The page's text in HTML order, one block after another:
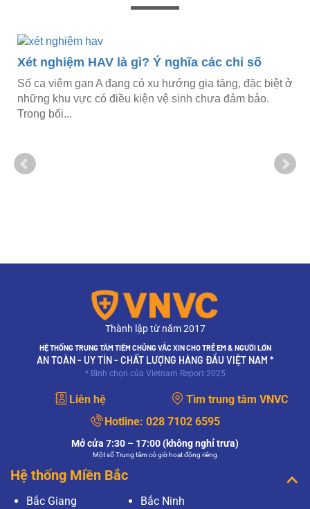
Xét nghiệm HAV là gì? Ý nghĩa các chỉ số
Số ca viêm gan A đang có xu hướng gia tăng, đặc biệt ở
những khu vực có điều kiện vệ sinh chưa đảm bảo.
Trong bối...
Thành lập từ năm 2017
HỆ THỐNG TRUNG TÂM TIÊM CHỦNG VẮC XIN CHO TRẺ EM & NGƯỜI LỚN
AN TOÀN - UY TÍN - CHẤT LƯỢNG HÀNG ĐẦU VIỆT NAM *
* Bình chọn của Vietnam Report 2025
Liên hệ
Tìm trung tâm VNVC
Hotline: 028 7102 6595
Mở cửa 7:30 – 17:00 (không nghỉ trưa)
Một số Trung tâm có giờ hoạt động riêng
Hệ thống Miền Bắc
Bắc Giang
Bắc Ninh